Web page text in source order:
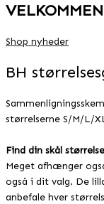
Shop nyheder
BH
størrelserne S/M/L/
Find din skål
Meget afhænger
også i dit valg. De
anbefale hver